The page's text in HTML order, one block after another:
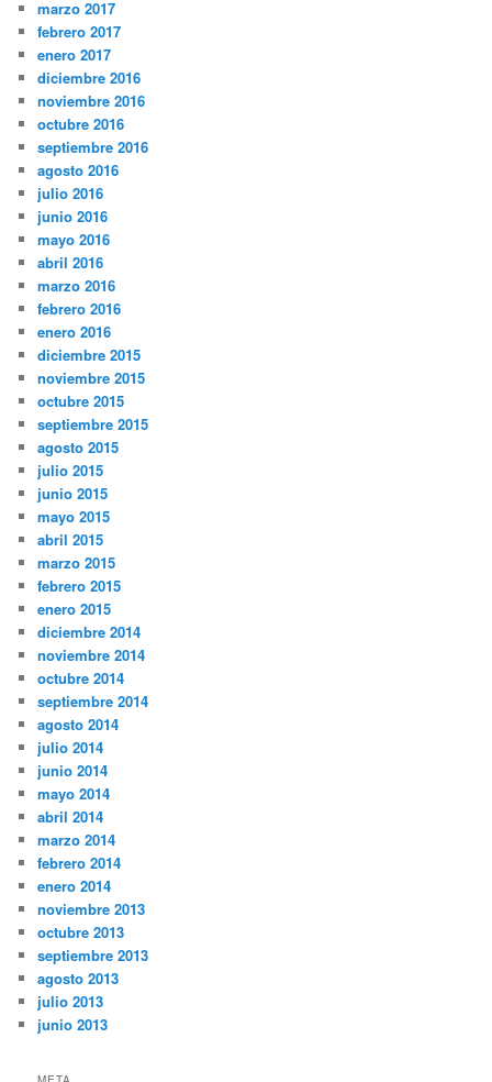
marzo 2017
febrero 2017
enero 2017
diciembre 2016
noviembre 2016
octubre 2016
septiembre 2016
agosto 2016
julio 2016
junio 2016
mayo 2016
abril 2016
marzo 2016
febrero 2016
enero 2016
diciembre 2015
noviembre 2015
octubre 2015
septiembre 2015
agosto 2015
julio 2015
junio 2015
mayo 2015
abril 2015
marzo 2015
febrero 2015
enero 2015
diciembre 2014
noviembre 2014
octubre 2014
septiembre 2014
agosto 2014
julio 2014
junio 2014
mayo 2014
abril 2014
marzo 2014
febrero 2014
enero 2014
noviembre 2013
octubre 2013
septiembre 2013
agosto 2013
julio 2013
junio 2013